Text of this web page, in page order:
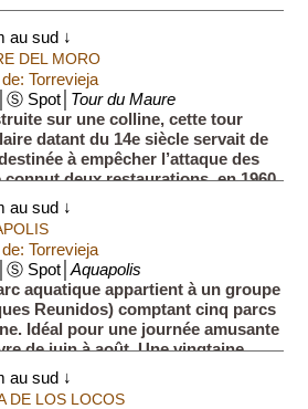
au sud ↓
DEL MORO
Torrevieja
Spot│ Tour du Maure
sur une colline, cette tour
datant du 14e siècle servait de
à empêcher l’attaque des
deux restaurations, en 1960
au sud ↓
Torrevieja
Spot│Aquapolis
aquatique appartient à un groupe
Reunidos) comptant cinq parcs
Idéal pour une journée amusante
de juin à août. Une vingtaine
au sud ↓
DE LOS LOCOS